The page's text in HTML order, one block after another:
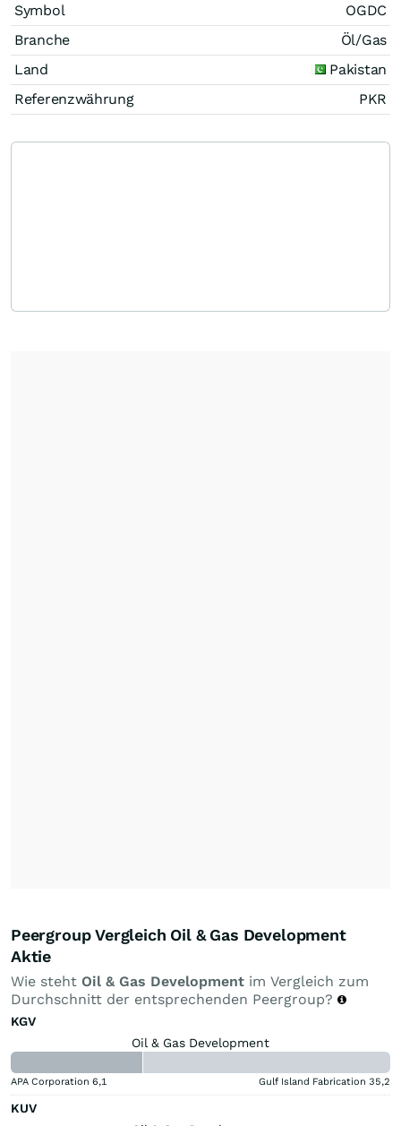
Symbol
OGDC
Branche
Öl/Gas
Land
Pakistan
Referenzwährung
PKR
Peergroup Vergleich Oil & Gas Development
Aktie
Wie steht Oil & Gas Development im Vergleich zum
Durchschnitt der entsprechenden Peergroup?
KGV
Oil & Gas Development
APA Corporation 6,1 Gulf Island Fabrication 35,2
KUV